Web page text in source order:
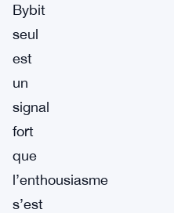
Bybit
seul
est
un
signal
fort
que
l’enthousiasme
s’est